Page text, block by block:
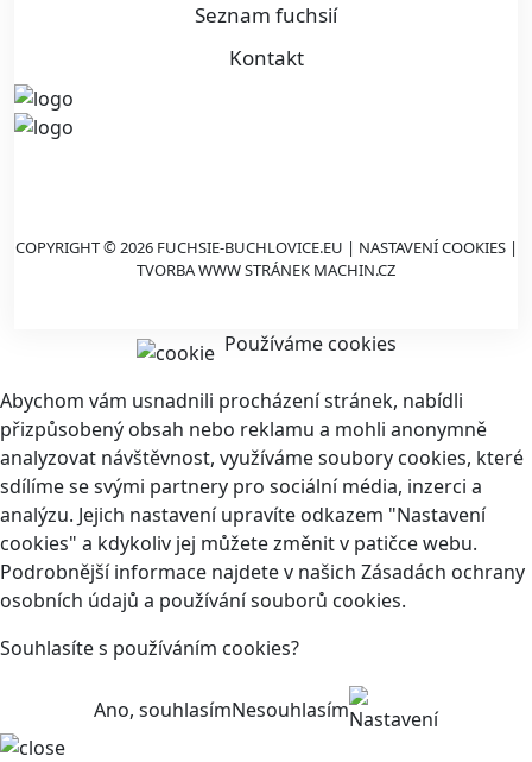
Seznam fuchsií
Kontakt
COPYRIGHT © 2026 FUCHSIE-BUCHLOVICE.EU | NASTAVENÍ COOKIES|
TVORBA WWW STRÁNEK MACHIN.CZ
Používáme cookies
Abychom vám usnadnili procházení stránek, nabídli
přizpůsobený obsah nebo reklamu a mohli anonymně
analyzovat návštěvnost, využíváme soubory cookies, které
sdílíme se svými partnery pro sociální média, inzerci a
analýzu. Jejich nastavení upravíte odkazem "Nastavení
cookies" a kdykoliv jej můžete změnit v patičce webu.
Podrobnější informace najdete v našich Zásadách ochrany
osobních údajů a používání souborů cookies.
Souhlasíte s používáním cookies?
Ano, souhlasímNesouhlasímNastavení